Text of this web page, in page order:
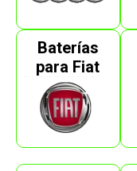
Baterías
para Fiat